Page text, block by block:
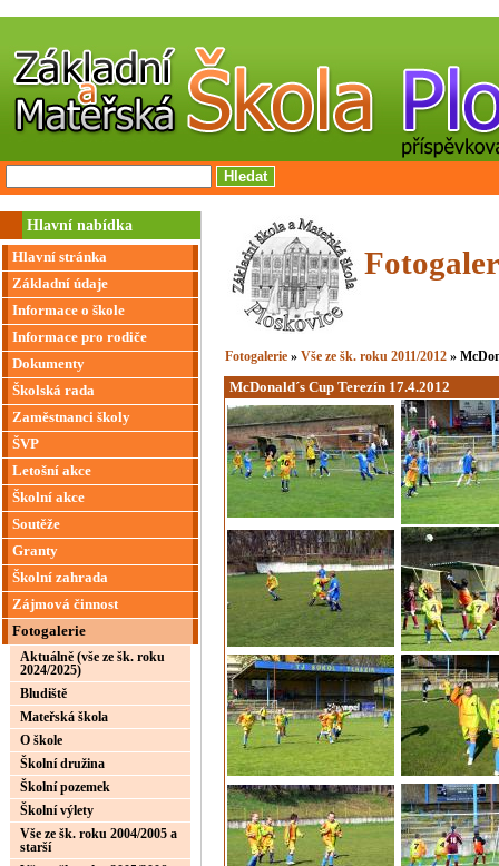
Hlavní nabídka
Hlavní stránka
Základní údaje
Informace o škole
Informace pro rodiče
Dokumenty
Školská rada
Zaměstnanci školy
ŠVP
Letošní akce
Školní akce
Soutěže
Granty
Školní zahrada
Zájmová činnost
Fotogalerie
Aktuálně (vše ze šk. roku
2024/2025)
Bludiště
Mateřská škola
O škole
Školní družina
Školní pozemek
Školní výlety
Vše ze šk. roku 2004/2005 a
starší
Fotogalerie »Vše ze šk. roku 2011/2012 »
McDonald´s Cup Terezín 17.4.2012